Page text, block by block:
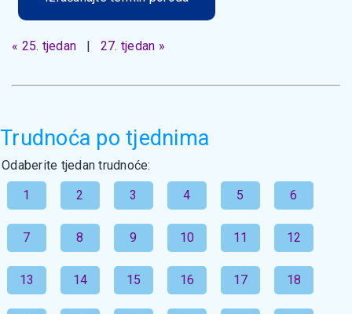
« 25. tjedan 27. tjedan »
Trudnoća po tjednima
Odaberite tjedan trudnoće:
1
2 3 4 5 6
7 8 9 10 11 12
13 14 15 16 17 18